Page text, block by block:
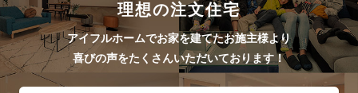
理想の注文住宅
アイフルホームでお家を建てたお施主様より
喜びの声をたくさんいただいております！